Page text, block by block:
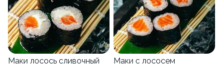
Маки лосось сливочный Маки с лососем